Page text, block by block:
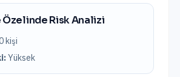
Özelinde Risk Analizi
kişi
Yüksek